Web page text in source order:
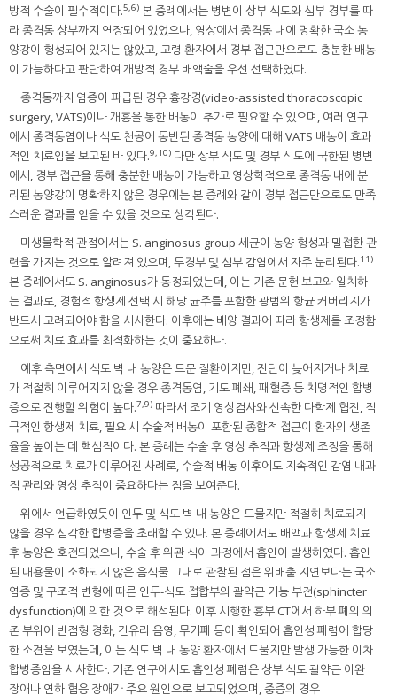
방적 수술이 필수적이다.5,6) 본 증례에서는 병변이 상부 식도와 심부 경부를 따
라 종격동 상부까지 연장되어 있었으나, 영상에서 종격동 내에 명확한 국소 농
양강이 형성되어 있지는 않았고, 고령 환자에서 경부 접근만으로도 충분한 배농
이 가능하다고 판단하여 개방적 경부 배액술을 우선 선택하였다.
종격동까지 염증이 파급된 경우 흉강경(video-assisted thoracoscopic
surgery, VATS)이나 개흉을 통한 배농이 추가로 필요할 수 있으며, 여러 연구
에서 종격동염이나 식도 천공에 동반된 종격동 농양에 대해 VATS 배농이 효과
적인 치료임을 보고된 바 있다.9,10) 다만 상부 식도 및 경부 식도에 국한된 병변
에서, 경부 접근을 통해 충분한 배농이 가능하고 영상학적으로 종격동 내에 분
리된 농양강이 명확하지 않은 경우에는 본 증례와 같이 경부 접근만으로도 만족
스러운 결과를 얻을 수 있을 것으로 생각된다.
미생물학적 관점에서는 S. anginosus group 세균이 농양 형성과 밀접한 관
련을 가지는 것으로 알려져 있으며, 두경부 및 심부 감염에서 자주 분리된다.11)
본 증례에서도 S. anginosus가 동정되었는데, 이는 기존 문헌 보고와 일치하
는 결과로, 경험적 항생제 선택 시 해당 균주를 포함한 광범위 항균 커버리지가
반드시 고려되어야 함을 시사한다. 이후에는 배양 결과에 따라 항생제를 조정함
으로써 치료 효과를 최적화하는 것이 중요하다.
예후 측면에서 식도 벽 내 농양은 드문 질환이지만, 진단이 늦어지거나 치료
가 적절히 이루어지지 않을 경우 종격동염, 기도 폐쇄, 패혈증 등 치명적인 합병
증으로 진행할 위험이 높다.7,9) 따라서 조기 영상검사와 신속한 다학제 협진, 적
극적인 항생제 치료, 필요 시 수술적 배농이 포함된 종합적 접근이 환자의 생존
율을 높이는 데 핵심적이다. 본 증례는 수술 후 영상 추적과 항생제 조정을 통해
성공적으로 치료가 이루어진 사례로, 수술적 배농 이후에도 지속적인 감염 내과
적 관리와 영상 추적이 중요하다는 점을 보여준다.
위에서 언급하였듯이 인두 및 식도 벽 내 농양은 드물지만 적절히 치료되지
않을 경우 심각한 합병증을 초래할 수 있다. 본 증례에서도 배액과 항생제 치료
후 농양은 호전되었으나, 수술 후 위관 식이 과정에서 흡인이 발생하였다. 흡인
된 내용물이 소화되지 않은 음식물 그대로 관찰된 점은 위배출 지연보다는 국소
염증 및 구조적 변형에 따른 인두-식도 접합부의 괄약근 기능 부전(sphincter
dysfunction)에 의한 것으로 해석된다. 이후 시행한 흉부 CT에서 하부 폐의 의
존 부위에 반점형 경화, 간유리 음영, 무기폐 등이 확인되어 흡인성 폐렴에 합당
한 소견을 보였는데, 이는 식도 벽 내 농양 환자에서 드물지만 발생 가능한 이차
합병증임을 시사한다. 기존 연구에서도 흡인성 폐렴은 상부 식도 괄약근 이완
장애나 연하 협응 장애가 주요 원인으로 보고되었으며, 중증의 경우